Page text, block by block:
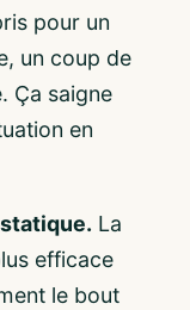
pour un
un coup de
Ça saigne
en
La
efficace
le bout